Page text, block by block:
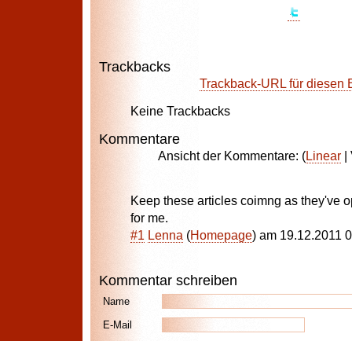
Trackbacks
Trackback-URL für diesen
Keine Trackbacks
Kommentare
Ansicht der Kommentare: (Linear|
Keep these articles coimng as they've
for me.
#1 Lenna (Homepage) am 19.12.2011
Kommentar schreiben
Name
E-Mail